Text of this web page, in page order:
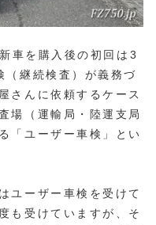
車を購入後の初回は3
（継続検査）が義務づ
さんに依頼するケース
場（運輸局・陸運支局
「ユーザー車検」とい
ユーザー車検を受けて
も受けていますが、そ